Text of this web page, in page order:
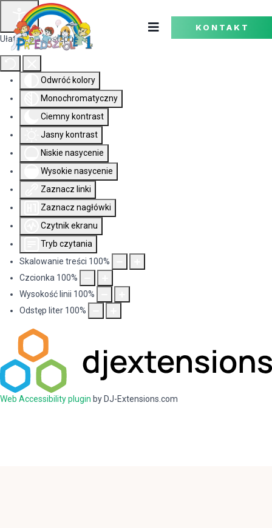
Ułatwienia dostępu
Odwróć kolory
Monochromatyczny
Ciemny kontrast
Jasny kontrast
Niskie nasycenie
Wysokie nasycenie
Zaznacz linki
Zaznacz nagłówki
Czytnik ekranu
Tryb czytania
Skalowanie treści 100%
Czcionka 100%
Wysokość linii 100%
Odstęp liter 100%
Web Accessibility plugin by DJ-Extensions.com
KONTAKT